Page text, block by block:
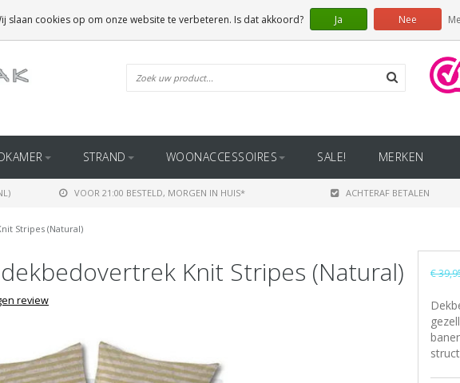
STRAND WOONACCESSOIRES SALE! MERKEN
VOOR 21:00 BESTELD, MORGEN IN HUIS* ACHTERAF BETALEN
Stripes (Natural)
Knit Stripes (Natural)
review
€
slaan cookies op om onze website te verbeteren. Is dat akkoord? Ja Nee